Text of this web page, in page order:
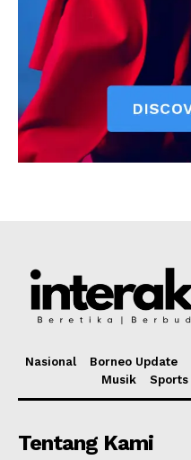
Nasional Borneo Update
Musik
Sports
Tentang Kami